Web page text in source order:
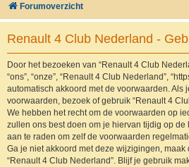
Forumoverzicht
Renault 4 Club Nederland -
Door het bezoeken van “Renault 4 Club
“ons”, “onze”, “Renault 4 Club Nederland”,
automatisch akkoord met de voorwaarden. Als
voorwaarden, bezoek of gebruik “Renault 4
We hebben het recht om de voorwaarden op
zullen ons best doen om je hiervan tijdig op de
aan te raden om zelf de voorwaarden
Ga je niet akkoord met deze wijzigingen,
“Renault 4 Club Nederland”. Blijf je gebruik